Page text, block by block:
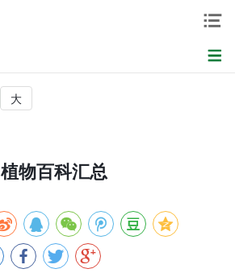
大
植物百科汇总